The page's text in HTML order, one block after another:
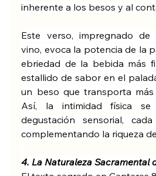
inherente a los besos y al
Este verso, impregnado de
vino, evoca la potencia de la
ebriedad de la bebida más
estallido de sabor en el
un beso que transporta
Así, la intimidad física
degustación sensorial,
complementando la riqueza
4. La Naturaleza Sacramental